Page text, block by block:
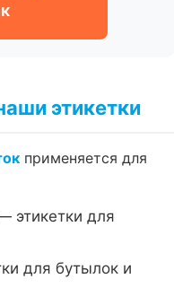
этикетки
применяется для
этикетки для
для бутылок и